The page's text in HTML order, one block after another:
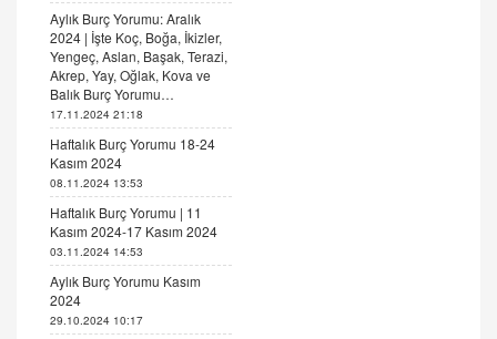
Aylık Burç Yorumu: Aralık
2024 | İşte Koç, Boğa, İkizler,
Yengeç, Aslan, Başak, Terazi,
Akrep, Yay, Oğlak, Kova ve
Balık Burç Yorumu…
17.11.2024 21:18
Haftalık Burç Yorumu 18-24
Kasım 2024
08.11.2024 13:53
Haftalık Burç Yorumu | 11
Kasım 2024-17 Kasım 2024
03.11.2024 14:53
Aylık Burç Yorumu Kasım
2024
29.10.2024 10:17